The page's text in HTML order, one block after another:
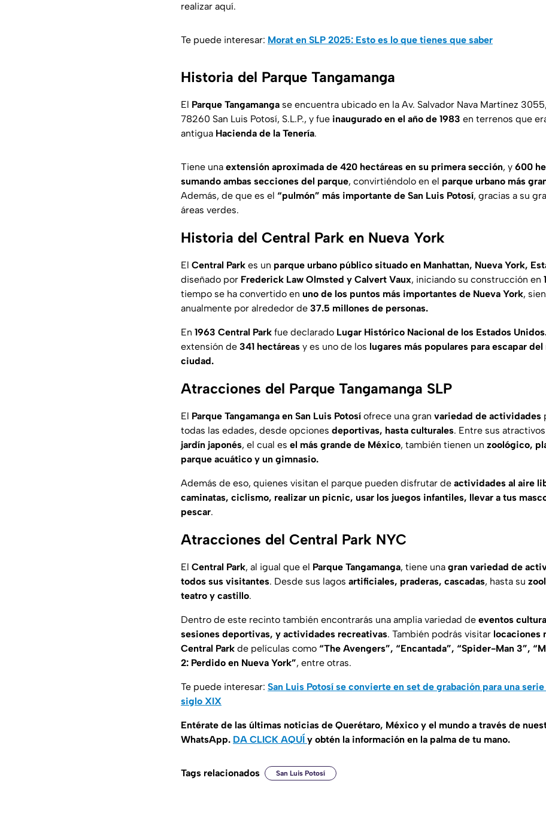
realizar aquí.
Te puede interesar: Morat en SLP 2025: Esto es lo que tienes que saber
Historia del Parque Tangamanga
El Parque Tangamanga se encuentra ubicado en la Av. Salvador Nava Martínez
78260 San Luis Potosí, S.L.P., y fue inaugurado en el año de 1983 en terrenos que
antigua Hacienda de la Tenería.
Tiene una extensión aproximada de 420 hectáreas en su primera sección, y 600
sumando ambas secciones del parque, convirtiéndolo en el parque urbano más
Además, de que es el “pulmón” más importante de San Luis Potosí, gracias a su
áreas verdes.
Historia del Central Park en Nueva York
El Central Park es un parque urbano público situado en Manhattan, Nueva York,
diseñado por Frederick Law Olmsted y Calvert Vaux, iniciando su construcción en
tiempo se ha convertido en uno de los puntos más importantes de Nueva York,
anualmente por alrededor de 37.5 millones de personas.
En 1963 Central Park fue declarado Lugar Histórico Nacional de los Estados
extensión de 341 hectáreas y es uno de los lugares más populares para escapar
ciudad.
Atracciones del Parque Tangamanga SLP
El Parque Tangamanga en San Luis Potosí ofrece una gran variedad de actividades
todas las edades, desde opciones deportivas, hasta culturales. Entre sus
jardín japonés, el cual es el más grande de México, también tienen un zoológico,
parque acuático y un gimnasio.
Además de eso, quienes visitan el parque pueden disfrutar de actividades al aire
caminatas, ciclismo, realizar un picnic, usar los juegos infantiles, llevar a tus
pescar.
Atracciones del Central Park NYC
El Central Park, al igual que el Parque Tangamanga, tiene una gran variedad de
todos sus visitantes. Desde sus lagos artificiales, praderas, cascadas, hasta su
teatro y castillo.
Dentro de este recinto también encontrarás una amplia variedad de eventos
sesiones deportivas, y actividades recreativas. También podrás visitar locaciones
Central Park de películas como “The Avengers”, “Encantada”, “Spider-Man 3”,
2: Perdido en Nueva York”, entre otras.
Te puede interesar: San Luis Potosí se convierte en set de grabación para una serie
siglo XIX
Entérate de las últimas noticias de Querétaro, México y el mundo a través de
WhatsApp. DA CLICK AQUÍ y obtén la información en la palma de tu mano.
Tags relacionados San Luis Potosí